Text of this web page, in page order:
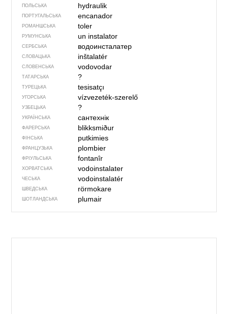
ПОЛЬСЬКА hydraulik
ПОРТУГАЛЬСЬКА encanador
РОМАНШСЬКА toler
РУМУНСЬКА un instalator
СЕРБСЬКА водоинсталатер
СЛОВАЦЬКА inštalatér
СЛОВЕНСЬКА vodovodar
ТАТАРСЬКА ?
ТУРЕЦЬКА tesisatçı
УГОРСЬКА vízvezeték-szerelő
УЗБЕЦЬКА ?
УКРАЇНСЬКА сантехнік
ФАРЕРСЬКА blikksmiður
ФІНСЬКА putkimies
ФРАНЦУЗЬКА plombier
ФРІУЛЬСЬКА fontanîr
ХОРВАТСЬКА vodoinstalater
ЧЕСЬКА vodoinstalatér
ШВЕДСЬКА rörmokare
ШОТЛАНДСЬКА plumair